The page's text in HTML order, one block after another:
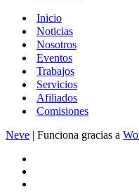
Inicio
Noticias
Nosotros
Eventos
Trabajos
Servicios
Afiliados
Comisiones
Neve | Funciona gracias a